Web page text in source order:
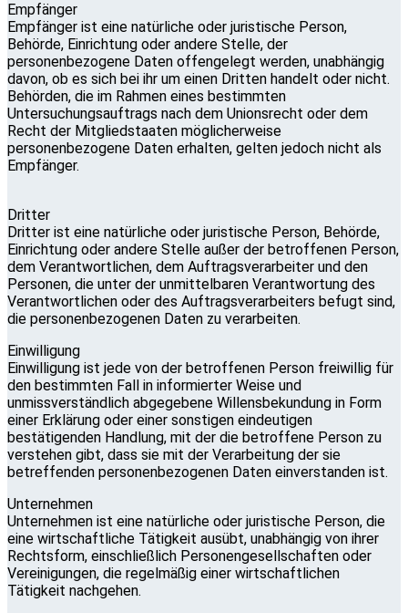
Empfänger
Empfänger ist eine natürliche oder juristische Person,
Behörde, Einrichtung oder andere Stelle, der
personenbezogene Daten offengelegt werden, unabhängig
davon, ob es sich bei ihr um einen Dritten handelt oder nicht.
Behörden, die im Rahmen eines bestimmten
Untersuchungsauftrags nach dem Unionsrecht oder dem
Recht der Mitgliedstaaten möglicherweise
personenbezogene Daten erhalten, gelten jedoch nicht als
Empfänger.
Dritter
Dritter ist eine natürliche oder juristische Person, Behörde,
Einrichtung oder andere Stelle außer der betroffenen Person,
dem Verantwortlichen, dem Auftragsverarbeiter und den
Personen, die unter der unmittelbaren Verantwortung des
Verantwortlichen oder des Auftragsverarbeiters befugt sind,
die personenbezogenen Daten zu verarbeiten.
Einwilligung
Einwilligung ist jede von der betroffenen Person freiwillig für
den bestimmten Fall in informierter Weise und
unmissverständlich abgegebene Willensbekundung in Form
einer Erklärung oder einer sonstigen eindeutigen
bestätigenden Handlung, mit der die betroffene Person zu
verstehen gibt, dass sie mit der Verarbeitung der sie
betreffenden personenbezogenen Daten einverstanden ist.
Unternehmen
Unternehmen ist eine natürliche oder juristische Person, die
eine wirtschaftliche Tätigkeit ausübt, unabhängig von ihrer
Rechtsform, einschließlich Personengesellschaften oder
Vereinigungen, die regelmäßig einer wirtschaftlichen
Tätigkeit nachgehen.